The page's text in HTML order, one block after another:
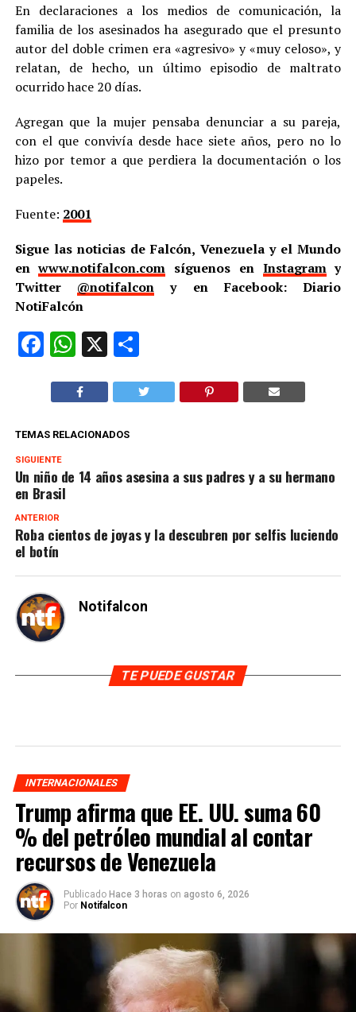
En declaraciones a los medios de comunicación, la
familia de los asesinados ha asegurado que el presunto
autor del doble crimen era «agresivo» y «muy celoso», y
relatan, de hecho, un último episodio de maltrato
ocurrido hace 20 días.
Agregan que la mujer pensaba denunciar a su pareja,
con el que convivía desde hace siete años, pero no lo
hizo por temor a que perdiera la documentación o los
papeles.
Fuente: 2001
Sigue las noticias de Falcón, Venezuela y el Mundo
enwww.notifalcon.com síguenos en Instagramy
Twitter @notifalcon y en Facebook: Diario
NotiFalcón
Facebook
WhatsApp
X Compartir
TEMAS RELACIONADOS
SIGUIENTE
Un niño de 14 años asesina a sus padres y a su hermano
en Brasil
ANTERIOR
Roba cientos de joyas y la descubren por selfis luciendo
el botín
Notifalcon
TE PUEDE GUSTAR
INTERNACIONALES
Trump afirma que EE. UU. suma 60
% del petróleo mundial al contar
recursos de Venezuela
Publicado Hace 3 horas on agosto 6, 2026
Por Notifalcon